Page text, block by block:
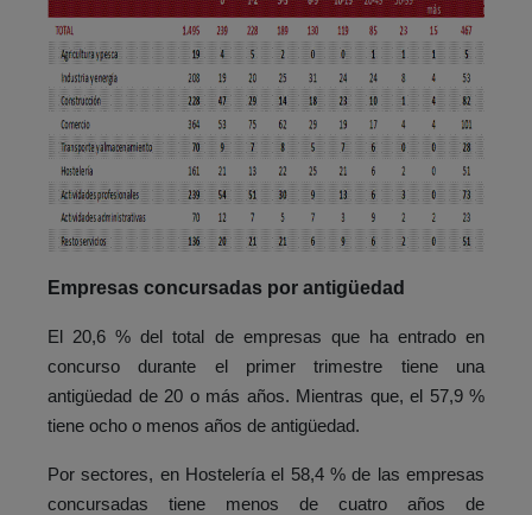
Empresas concursadas por antigüedad
El 20,6 % del total de empresas que ha entrado en
concurso durante el primer trimestre tiene una
antigüedad de 20 o más años. Mientras que, el 57,9 %
tiene ocho o menos años de antigüedad.
Por sectores, en Hostelería el 58,4 % de las empresas
concursadas tiene menos de cuatro años de